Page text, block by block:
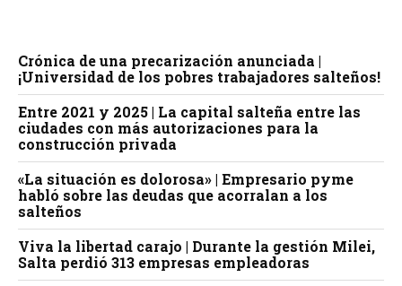
Crónica de una precarización anunciada |
¡Universidad de los pobres trabajadores salteños!
Entre 2021 y 2025 | La capital salteña entre las
ciudades con más autorizaciones para la
construcción privada
«La situación es dolorosa» | Empresario pyme
habló sobre las deudas que acorralan a los
salteños
Viva la libertad carajo | Durante la gestión Milei,
Salta perdió 313 empresas empleadoras